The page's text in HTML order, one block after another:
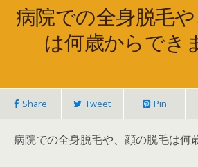
病院での全身脱毛
は何歳からでき
Share Tweet Pin
病院での全身脱毛や、顔の脱毛は何